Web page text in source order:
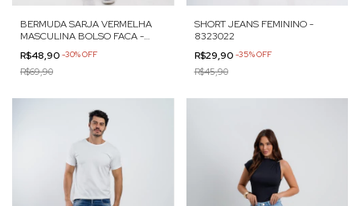
BERMUDA SARJA VERMELHA
MASCULINA BOLSO FACA -
R$48,90 -30%OFF
R$69,90
SHORT JEANS FEMININO -
8323022
R$29,90 -35%OFF
R$45,90